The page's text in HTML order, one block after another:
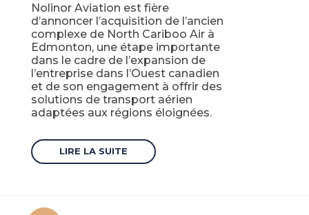
Nolinor Aviation est fière
d’annoncer l’acquisition de l’ancien
complexe de North Cariboo Air à
Edmonton, une étape importante
dans le cadre de l’expansion de
l’entreprise dans l’Ouest canadien
et de son engagement à offrir des
solutions de transport aérien
adaptées aux régions éloignées.
LIRE LA SUITE